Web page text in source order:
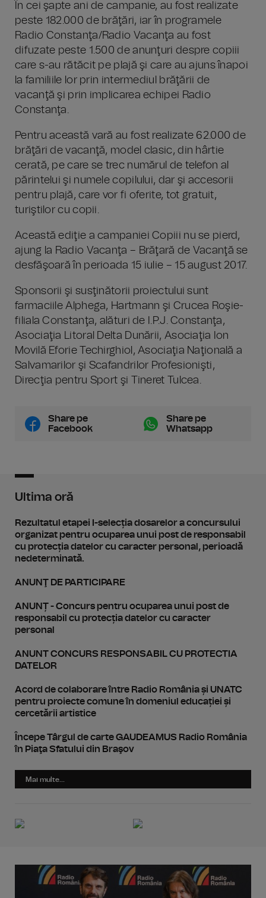
În cei şapte ani de campanie, au fost realizate
peste 182.000 de brăţări, iar în programele
Radio Constanţa/Radio Vacanţa au fost
difuzate peste 1.500 de anunţuri despre copiii
care s-au rătăcit pe plajă şi care au ajuns înapoi
la familiile lor prin intermediul brăţării de
vacanţă şi prin implicarea echipei Radio
Constanţa.
Pentru această vară au fost realizate 62.000 de
brăţări de vacanţă, model clasic, din hârtie
cerată, pe care se trec numărul de telefon al
părintelui şi numele copilului, dar şi accesorii
pentru plajă, care vor fi oferite, tot gratuit,
turiştilor cu copii.
Această ediţie a campaniei Copiii nu se pierd,
ajung la Radio Vacanţa – Brăţară de Vacanţă se
desfăşoară în perioada 15 iulie – 15 august 2017.
Sponsorii şi susţinătorii proiectului sunt
farmaciile Alphega, Hartmann şi Crucea Roşie-
filiala Constanţa, alături de I.P.J. Constanţa,
Asociaţia Litoral Delta Dunării, Asociaţia Ion
Movilă Eforie Techirghiol, Asociaţia Naţională a
Salvamarilor şi Scafandrilor Profesionişti,
Direcţia pentru Sport şi Tineret Tulcea.
Share pe
Facebook
Share pe
Whatsapp
Ultima oră
Rezultatul etapei I-selecția dosarelor a concursului
organizat pentru ocuparea unui post de responsabil
cu protecția datelor cu caracter personal, perioadă
nedeterminată.
ANUNŢ DE PARTICIPARE
ANUNȚ - Concurs pentru ocuparea unui post de
responsabil cu protecția datelor cu caracter
personal
ANUNT CONCURS RESPONSABIL CU PROTECTIA
DATELOR
Acord de colaborare între Radio România și UNATC
pentru proiecte comune în domeniul educației și
cercetării artistice
Începe Târgul de carte GAUDEAMUS Radio România
în Piaţa Sfatului din Braşov
Mai multe...